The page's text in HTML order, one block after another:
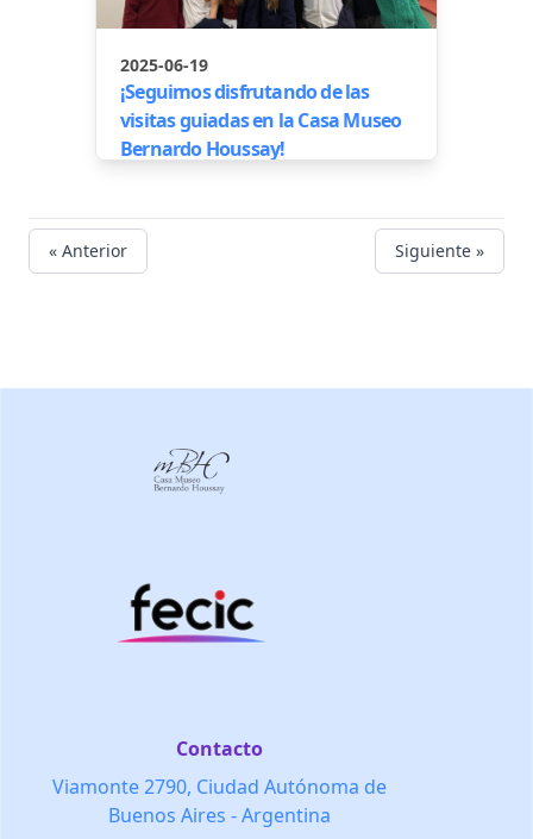
2025-06-19
¡Seguimos disfrutando de las
visitas guiadas en la Casa Museo
Bernardo Houssay!
« Anterior Siguiente »
Contacto
Viamonte 2790, Ciudad Autónoma de
Buenos Aires - Argentina